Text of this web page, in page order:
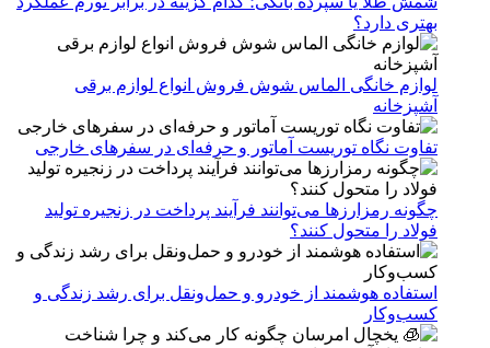
بهتری دارد؟
لوازم خانگی الماس شوش فروش انواع لوازم برقی
آشپزخانه
تفاوت نگاه توریست آماتور و حرفه‌ای در سفرهای خارجی
چگونه رمزارزها می‌توانند فرآیند پرداخت در زنجیره تولید
فولاد را متحول کنند؟
استفاده هوشمند از خودرو و حمل‌ونقل برای رشد زندگی و
کسب‌وکار